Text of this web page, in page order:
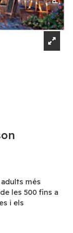
més
les 500 fins a
i els